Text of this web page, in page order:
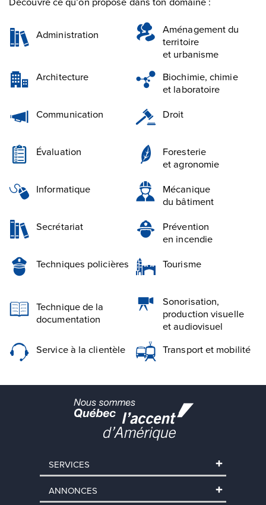
Administration
Aménagement du
territoire
et urbanisme
Architecture
Biochimie, chimie
et laboratoire
Communication
Droit
Évaluation
Foresterie
et agronomie
Informatique
Mécanique
du bâtiment
Secrétariat
Prévention
en incendie
Techniques policières
Tourisme
Technique de la
documentation
Sonorisation,
production visuelle
et audiovisuel
Service à la clientèle
Transport et mobilité
SERVICES
ANNONCES